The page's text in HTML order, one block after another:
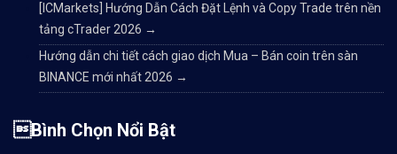
[ICMarkets] Hướng Dẫn Cách Đặt Lệnh và Copy Trade trên nền
tảng cTrader 2026 →
Hướng dẫn chi tiết cách giao dịch Mua – Bán coin trên sàn
BINANCE mới nhất 2026 →
Bình Chọn Nổi Bật